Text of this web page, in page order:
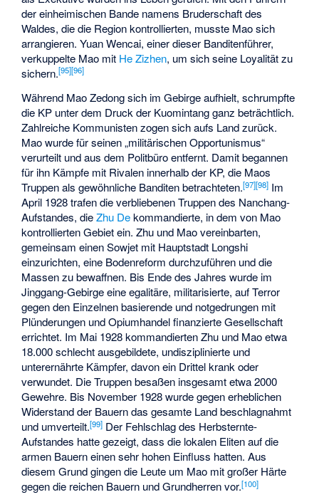
der einheimischen Bande namens Bruderschaft des
Waldes, die die Region kontrollierten, musste Mao sich
arrangieren.Yuan Wencai, einer dieser Banditenführer,
verkuppelte Mao mit He Zizhen, um sich seine Loyalität zu
sichern.[95][96]
Während Mao Zedong sich im Gebirge aufhielt, schrumpfte
die KP unter dem Druck der Kuomintang ganz beträchtlich.
Zahlreiche Kommunisten zogen sich aufs Land zurück.
Mao wurde für seinen „militärischen Opportunismus“
verurteilt und aus dem Politbüro entfernt. Damit begannen
für ihn Kämpfe mit Rivalen innerhalb der KP, die Maos
Truppen als gewöhnliche Banditen betrachteten.[97][98] Im
April 1928 trafen die verbliebenen Truppen des Nanchang-
Aufstandes, dieZhu Dekommandierte, in dem von Mao
kontrollierten Gebiet ein. Zhu und Mao vereinbarten,
gemeinsam einen Sowjet mit Hauptstadt Longshi
einzurichten, eine Bodenreform durchzuführen und die
Massen zu bewaffnen. Bis Ende des Jahres wurde im
Jinggang-Gebirge eine egalitäre, militarisierte, auf Terror
gegen den Einzelnen basierende und notgedrungen mit
Plünderungen und Opiumhandel finanzierte Gesellschaft
errichtet. Im Mai 1928 kommandierten Zhu und Mao etwa
18.000 schlecht ausgebildete, undisziplinierte und
unterernährte Kämpfer, davon ein Drittel krank oder
verwundet. Die Truppen besaßen insgesamt etwa 2000
Gewehre. Bis November 1928 wurde gegen erheblichen
Widerstand der Bauern das gesamte Land beschlagnahmt
und umverteilt.[99] Der Fehlschlag des Herbsternte-
Aufstandes hatte gezeigt, dass die lokalen Eliten auf die
armen Bauern einen sehr hohen Einfluss hatten. Aus
diesem Grund gingen die Leute um Mao mit großer Härte
gegen die reichen Bauern und Grundherren vor.[100]